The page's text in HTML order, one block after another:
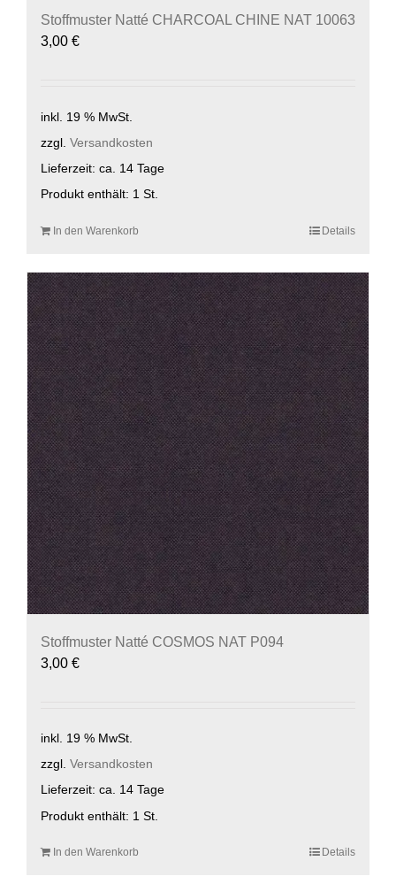
Stoffmuster Natté CHARCOAL CHINE NAT 10063
3,00 €
inkl. 19 % MwSt.
zzgl. Versandkosten
Lieferzeit: ca. 14 Tage
Produkt enthält: 1 St.
In den Warenkorb Details
Stoffmuster Natté COSMOS NAT P094
3,00 €
inkl. 19 % MwSt.
zzgl. Versandkosten
Lieferzeit: ca. 14 Tage
Produkt enthält: 1 St.
In den Warenkorb Details